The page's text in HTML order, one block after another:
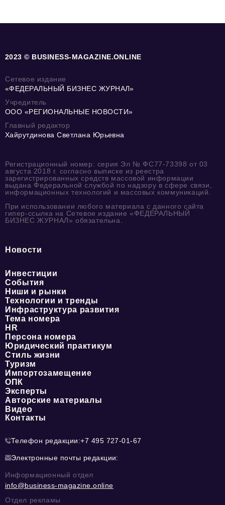
2023 © BUSINESS-MAGAZINE.ONLINE
Сетевое издание
«ФЕДЕРАЛЬНЫЙ БИЗНЕС ЖУРНАЛ»
Учредитель
ООО «РЕГИОНАЛЬНЫЕ НОВОСТИ»
Главный редактор
Хайрутдинова Светлана Юрьевна
Регистрационный номер: серия Эл № ФС77-73398 от 03
августа 2018 г. согласно выписке из реестра
зарегистрированных средств массовой информации
выдана Федеральной службой по надзору в сфере связи,
информационных технологий и массовых коммуникаций.
При использовании любого материала с данного сайта
гипер-ссылка на Сетевое издание «ФЕДЕРАЛЬНЫЙ
БИЗНЕС ЖУРНАЛ» обязательна.
Новости
Инвестиции
События
Ниши и рынки
Технологии и тренды
Инфраструктура развития
Тема номера
HR
Персона номера
Юридический практикум
Стиль жизни
Туризм
Импортозамещение
ОПК
Эксперты
Авторские материалы
Видео
Контакты
Телефон редакции:+7 495 727-01-67
Электронные почты редакции:
Информационный отдел
info@business-magazine.online
Отдел рекламы